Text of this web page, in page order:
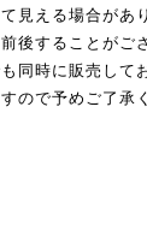
見える場合があ
後することがご
同時に販売して
ので予めご了承